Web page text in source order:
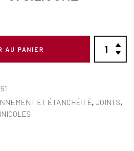
AU PANIER
ET ÉTANCHÉITÉ, JOINTS,